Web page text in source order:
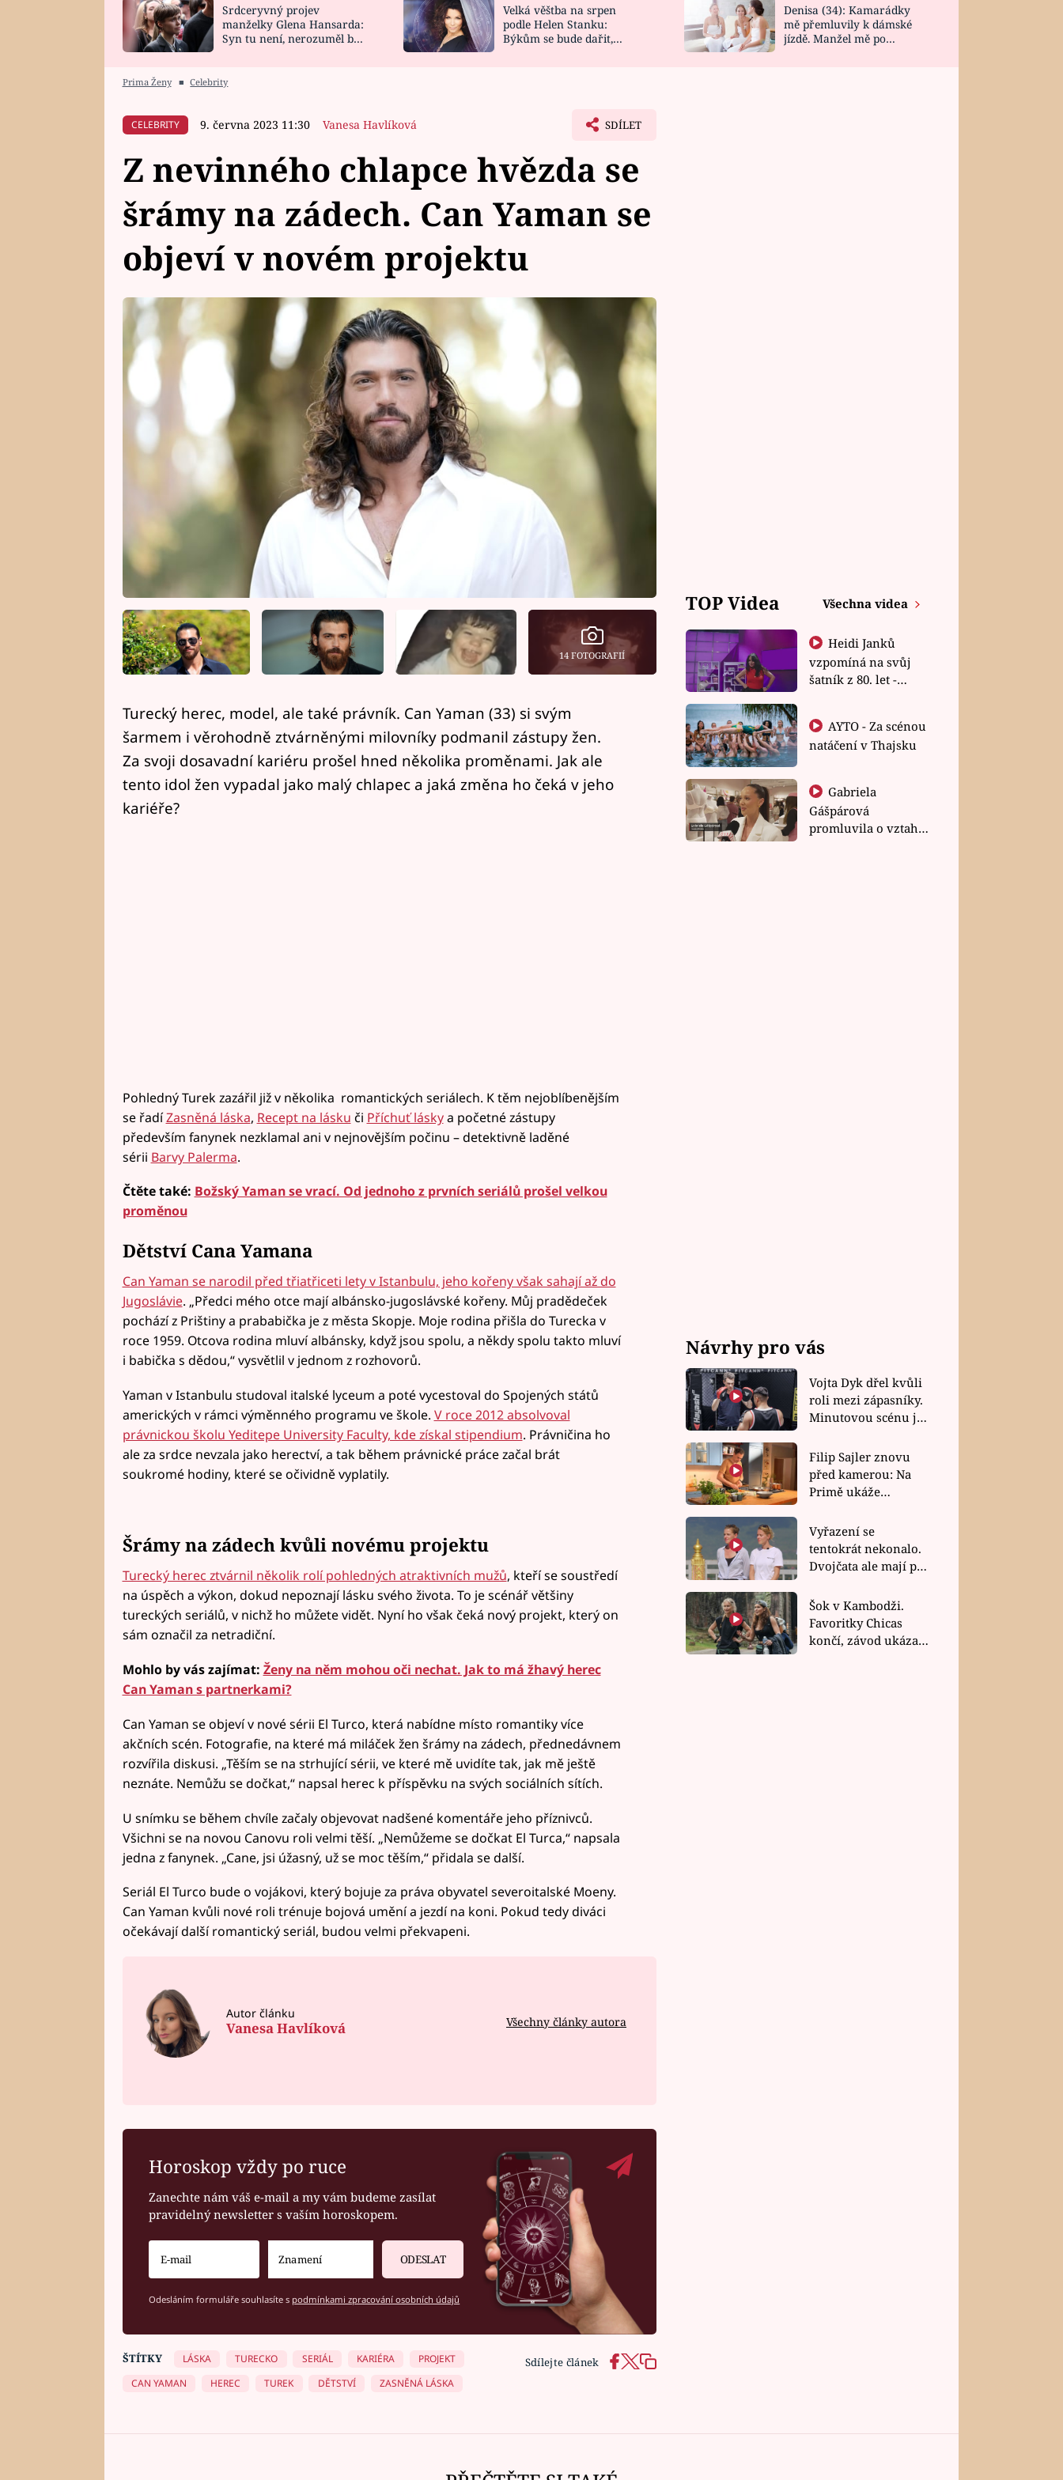
HOROSKOP NA
CELEBRITY
VAŘENÍ
NOVINKY
VIDEORECEPTY
DESIGN
Srdceryvný projev
manželky Glena Hansarda:
Syn tu není, nerozuměl by
Velká věštba na srpen
podle Helen Stanku:
Býkům se bude dařit,
Denisa (34): Kamarádky
mě přemluvily k dámské
jízdě. Manžel mě po
Prima Ženy ■ Celebrity
CELEBRITY 9. června 2023 11:30 Vanesa Havlíková SDÍLET
Z nevinného chlapce hvězda se
šrámy na zádech. Can Yaman se
objeví v novém projektu
14 FOTOGRAFIÍ
Turecký herec, model, ale také právník. Can Yaman (33) si svým
šarmem i věrohodně ztvárněnými milovníky podmanil zástupy žen.
Za svoji dosavadní kariéru prošel hned několika proměnami. Jak ale
tento idol žen vypadal jako malý chlapec a jaká změna ho čeká v jeho
kariéře?
Pohledný Turek zazářil již v několika romantických seriálech. K těm nejoblíbenějším
se řadíZasněná láska, Recept na lásku či Příchuť láskya početné zástupy
především fanynek nezklamal ani v nejnovějším počinu – detektivně laděné
sérii Barvy Palerma.
Čtěte také: Božský Yaman se vrací. Od jednoho z prvních seriálů prošel velkou
proměnou
Dětství Cana Yamana
Can Yaman se narodil před třiatřiceti lety v Istanbulu, jeho kořeny však sahají až do
Jugoslávie. „Předci mého otce mají albánsko-jugoslávské kořeny. Můj pradědeček
pochází z Prištiny a prababička je z města Skopje. Moje rodina přišla do Turecka v
roce 1959. Otcova rodina mluví albánsky, když jsou spolu, a někdy spolu takto mluví
i babička s dědou,“ vysvětlil v jednom z rozhovorů.
Yaman v Istanbulu studoval italské lyceum a poté vycestoval do Spojených států
amerických v rámci výměnného programu ve škole. V roce 2012 absolvoval
právnickou školu Yeditepe University Faculty, kde získal stipendium. Právničina ho
ale za srdce nevzala jako herectví, a tak během právnické práce začal brát
soukromé hodiny, které se očividně vyplatily.
Šrámy na zádech kvůli novému projektu
Turecký herec ztvárnil několik rolí pohledných atraktivních mužů, kteří se soustředí
na úspěch a výkon, dokud nepoznají lásku svého života. To je scénář většiny
tureckých seriálů, v nichž ho můžete vidět. Nyní ho však čeká nový projekt, který on
sám označil za netradiční.
Mohlo by vás zajímat: Ženy na něm mohou oči nechat. Jak to má žhavý herec
Can Yaman s partnerkami?
Can Yaman se objeví v nové sérii El Turco, která nabídne místo romantiky více
akčních scén. Fotografie, na které má miláček žen šrámy na zádech, přednedávnem
rozvířila diskusi. „Těším se na strhující sérii, ve které mě uvidíte tak, jak mě ještě
neznáte. Nemůžu se dočkat,“ napsal herec k příspěvku na svých sociálních sítích.
U snímku se během chvíle začaly objevovat nadšené komentáře jeho příznivců.
Všichni se na novou Canovu roli velmi těší. „Nemůžeme se dočkat El Turca,“ napsala
jedna z fanynek. „Cane, jsi úžasný, už se moc těším,“ přidala se další.
Seriál El Turco bude o vojákovi, který bojuje za práva obyvatel severoitalské Moeny.
Can Yaman kvůli nové roli trénuje bojová umění a jezdí na koni. Pokud tedy diváci
očekávají další romantický seriál, budou velmi překvapeni.
Autor článku
Vanesa Havlíková Všechny články autora
Horoskop vždy po ruce
Zanechte nám váš e-mail a my vám budeme zasílat
pravidelný newsletter s vaším horoskopem.
ODESLAT
Odesláním formuláře souhlasíte s podmínkami zpracování osobních údajů
Sdílejte článek
ŠTÍTKY LÁSKA TURECKO SERIÁL KARIÉRA
PROJEKT
CAN YAMAN
HEREC TUREK DĚTSTVÍ ZASNĚNÁ LÁSKA
TOP Videa Všechna videa
Heidi Janků
vzpomíná na svůj
šatník z 80. let -
natáčení v Thajsku
Gabriela
Gášpárová
promluvila o vztahu
Návrhy pro vás
Vojta Dyk dřel kvůli
roli mezi zápasníky.
Minutovou scénu jel
Filip Sajler znovu
před kamerou: Na
Primě ukáže
rychlé recepty
Vyřazení se
tentokrát nekonalo.
Dvojčata ale mají po
závodu nůž na krku
Šok v Kambodži.
Favoritky Chicas
končí, závod ukázal